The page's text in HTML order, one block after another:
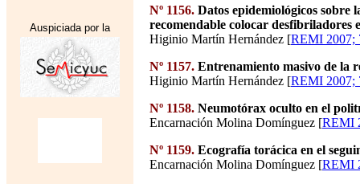
Auspiciada por la
Nº 1156. Datos epidemiológicos sobre
recomendable colocar desfibriladores
Higinio Martín Hernández [REMI 2007;
Nº 1157. Entrenamiento masivo de la
Higinio Martín Hernández [REMI 2007;
Nº 1158. Neumotórax oculto en el
Encarnación Molina Domínguez [REMI
Nº 1159. Ecografía torácica en el
Encarnación Molina Domínguez [REMI